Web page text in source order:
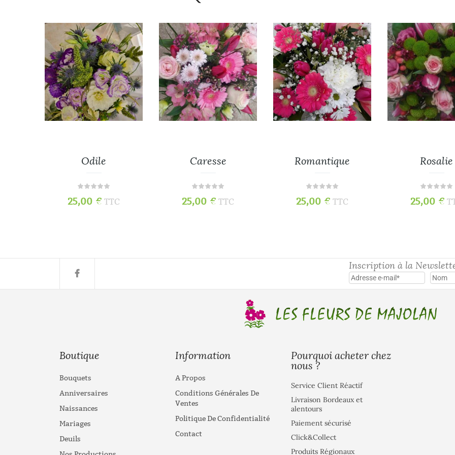
Odile
25,00 € TTC
Caresse
25,00 € TTC
Romantique
25,00 € TTC
Rosalie
25,00 €
Inscription à la
Boutique
Bouquets
Anniversaires
Naissances
Mariages
Deuils
Information
A Propos
Conditions Générales De
Ventes
Politique De Confidentialité
Contact
Pourquoi acheter chez
nous ?
Service Client Réactif
Livraison Bordeaux et
alentours
Paiement sécurisé
Click&Collect
Produits Régionaux